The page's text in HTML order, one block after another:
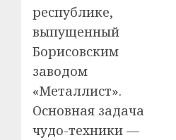
республике,
выпущенный
Борисовским
заводом
«Металлист».
Основная задача
чудо-техники —